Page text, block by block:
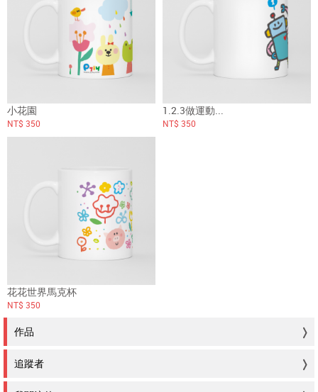
小花園
NT$ 350
1.2.3做運動...
NT$ 350
花花世界馬克杯
NT$ 350
作品
追蹤者